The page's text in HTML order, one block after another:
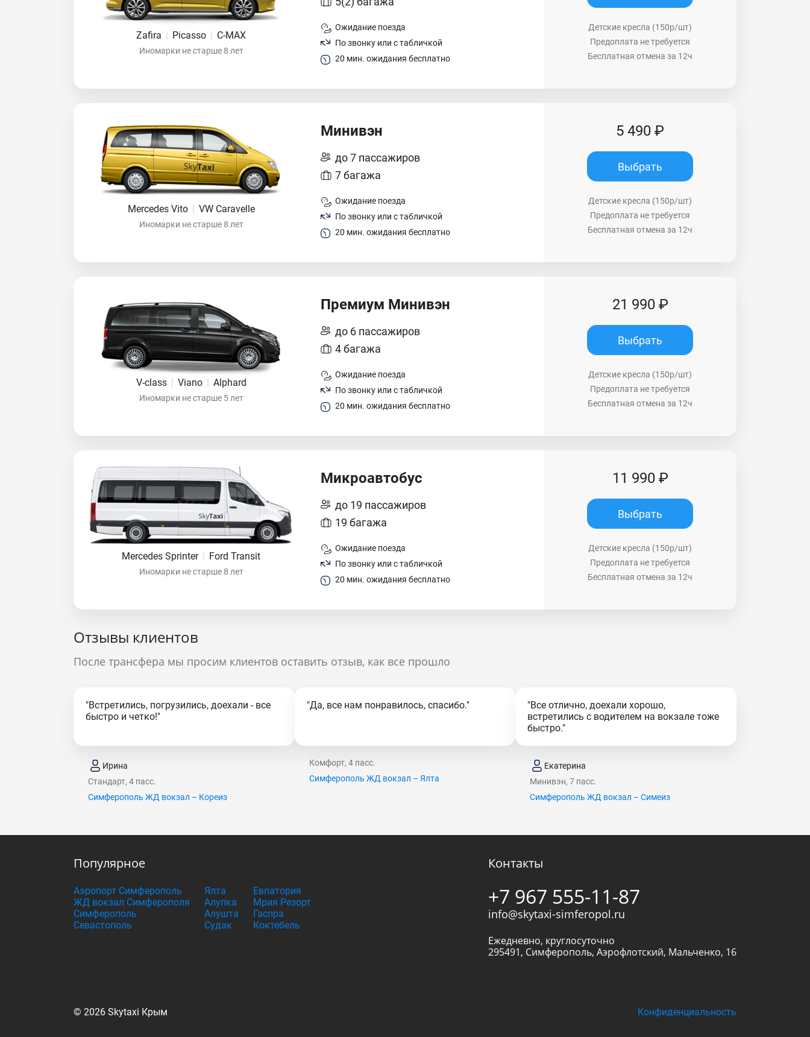
Zafira | Picasso | C-MAX
Иномарки не старше 8 лет
Ожидание поезда
По звонку или с табличкой
20 мин. ожидания бесплатно
Детские кресла (150р/шт)
Предоплата не требуется
Бесплатная отмена за 12ч
Mercedes Vito | VW Caravelle
Иномарки не старше 8 лет
Минивэн
до 7 пассажиров
7 багажа
Ожидание поезда
По звонку или с табличкой
20 мин. ожидания бесплатно
5 490 ₽
Выбрать
Детские кресла (150р/шт)
Предоплата не требуется
Бесплатная отмена за 12ч
V-class | Viano | Alphard
Иномарки не старше 5 лет
Премиум Минивэн
до 6 пассажиров
4 багажа
Ожидание поезда
По звонку или с табличкой
20 мин. ожидания бесплатно
21 990 ₽
Выбрать
Детские кресла (150р/шт)
Предоплата не требуется
Бесплатная отмена за 12ч
Mercedes Sprinter | Ford Transit
Иномарки не старше 8 лет
Микроавтобус
до 19 пассажиров
19 багажа
Ожидание поезда
По звонку или с табличкой
20 мин. ожидания бесплатно
11 990 ₽
Выбрать
Детские кресла (150р/шт)
Предоплата не требуется
Бесплатная отмена за 12ч
Отзывы клиентов
После трансфера мы просим клиентов оставить отзыв, как все прошло
"Встретились, погрузились, доехали - все
быстро и четко!"
Ирина
Стандарт, 4 пасс.
Симферополь ЖД вокзал – Кореиз
"Да, все нам понравилось, спасибо."
Комфорт, 4 пасс.
Симферополь ЖД вокзал – Ялта
"Все отлично, доехали хорошо,
встретились с водителем на вокзале тоже
быстро."
Екатерина
Минивэн, 7 пасс.
Симферополь ЖД вокзал – Симеиз
Популярное
Аэропорт Симферополь
ЖД вокзал Симферополя
Симферополь
Севастополь
Ялта
Алупка
Алушта
Судак
Евпатория
Мрия Резорт
Гаспра
Коктебель
Контакты
+7 967 555-11-87
info@skytaxi-simferopol.ru
Ежедневно, круглосуточно
295491, Симферополь, Аэрофлотский, Мальченко, 16
© 2026 Skytaxi Крым Конфиденциальность